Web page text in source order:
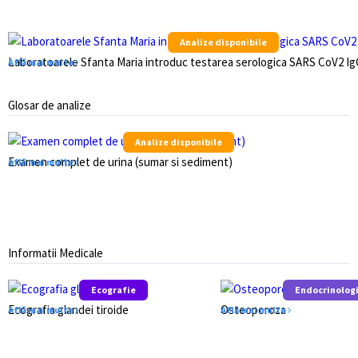
Analize disponibile
Laboratoarele Sfanta Maria introduc testarea serologica SARS CoV2
Află mai multe
Glosar de analize
Analize disponibile
Examen complet de urina (sumar si sediment)
Află mai multe
Informatii Medicale
Ecografie
Ecografia glandei tiroide
Află mai multe Osteoporoza
Află mai multe